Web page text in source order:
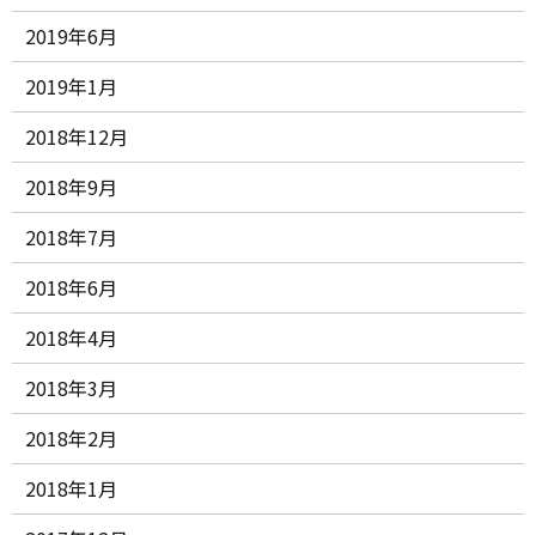
2019年6月
2019年1月
2018年12月
2018年9月
2018年7月
2018年6月
2018年4月
2018年3月
2018年2月
2018年1月